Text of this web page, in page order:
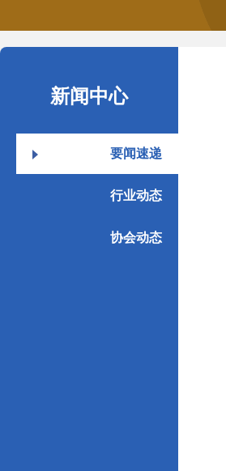
新闻中心
要闻速递
行业动态
协会动态